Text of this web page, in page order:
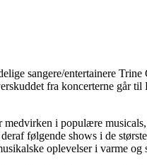
sangere/entertainere
fra koncerterne går til
i populære
følgende shows i de
oplevelser i varme og